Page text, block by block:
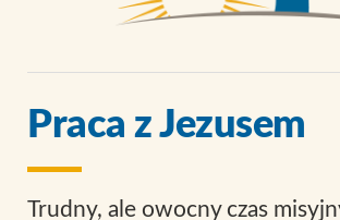
Praca z Jezusem
Trudny, ale owocny czas